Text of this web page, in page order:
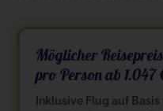
Möglicher
pro Person ab 1.047
Inklusive Flug auf